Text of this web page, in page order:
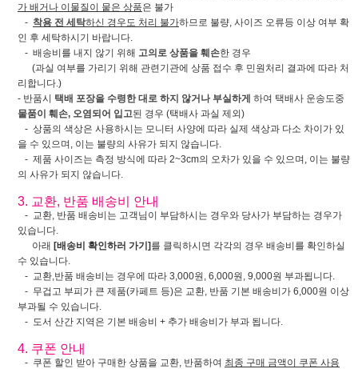
가 배거나 이물질이 뭍은 상품은 불가
- 착용 전 세탁하신 경우도 처리 불가하므로 불량, 사이즈 오류등 이상 여부 확
인 후 세탁하시기 바랍니다.
- 배송비를 내지 않기 위해 고의로 상품을 훼손한 경우
(과실 여부를 가리기 위해 관련기관에 상품 접수 후 민원처리 결과에 따라 처
리합니다.)
- 반품시 택배 포장을 수령한 대로 하지 않거나 부실하게 하여 택배사 운송도중
물품이 훼손, 오염되어 입고된 경우 (택배사 과실 제외)
- 상품의 색상은 사용하시는 모니터 사양에 따라 실제 색상과 다소 차이가 있
을 수 있으며, 이는 불량의 사유가 되지 않습니다.
- 제품 사이즈는 측정 방식에 따라 2~3cm의 오차가 있을 수 있으며, 이는 불량
의 사유가 되지 않습니다.
3. 교환, 반품 배송비 안내
- 교환, 반품 배송비는 고객님이 부담하시는 경우와 당사가 부담하는 경우가
있습니다.
아래 [배송비 확인하러 가기]를 클릭하시면 각각의 경우 배송비를 확인하실
수 있습니다.
- 교환,반품 배송비는 경우에 따라 3,000원, 6,000원, 9,000원 부과됩니다.
- 무겁고 부피가 큰 제품(카페트 등)은 교환, 반품 기본 배송비가 6,000원 이상
부과될 수 있습니다.
- 도서 산간 지역은 기본 배송비 + 추가 배송비가 부과 됩니다.
4. 쿠폰 안내
- 쿠폰 할인 받아 구매한 상품을 교환, 반품하여 최종 구매 금액이 쿠폰 사용